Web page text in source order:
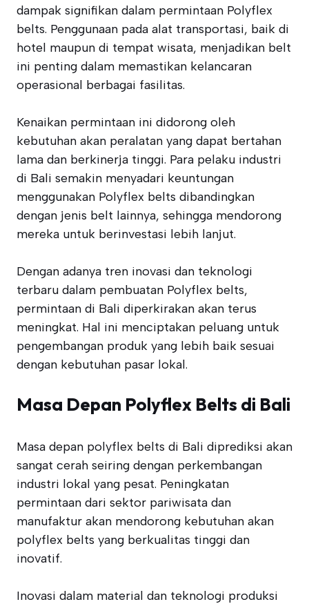
dampak signifikan dalam permintaan Polyflex
belts. Penggunaan pada alat transportasi, baik di
hotel maupun di tempat wisata, menjadikan belt
ini penting dalam memastikan kelancaran
operasional berbagai fasilitas.
Kenaikan permintaan ini didorong oleh
kebutuhan akan peralatan yang dapat bertahan
lama dan berkinerja tinggi. Para pelaku industri
di Bali semakin menyadari keuntungan
menggunakan Polyflex belts dibandingkan
dengan jenis belt lainnya, sehingga mendorong
mereka untuk berinvestasi lebih lanjut.
Dengan adanya tren inovasi dan teknologi
terbaru dalam pembuatan Polyflex belts,
permintaan di Bali diperkirakan akan terus
meningkat. Hal ini menciptakan peluang untuk
pengembangan produk yang lebih baik sesuai
dengan kebutuhan pasar lokal.
Masa Depan Polyflex Belts di Bali
Masa depan polyflex belts di Bali diprediksi akan
sangat cerah seiring dengan perkembangan
industri lokal yang pesat. Peningkatan
permintaan dari sektor pariwisata dan
manufaktur akan mendorong kebutuhan akan
polyflex belts yang berkualitas tinggi dan
inovatif.
Inovasi dalam material dan teknologi produksi